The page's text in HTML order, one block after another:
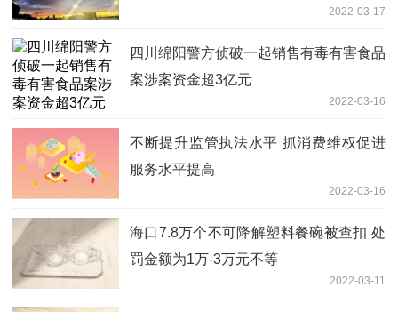
2022-03-17
四川绵阳警方侦破一起销售有毒有害食品
案涉案资金超3亿元
2022-03-16
不断提升监管执法水平 抓消费维权促进
服务水平提高
2022-03-16
海口7.8万个不可降解塑料餐碗被查扣 处
罚金额为1万-3万元不等
2022-03-11